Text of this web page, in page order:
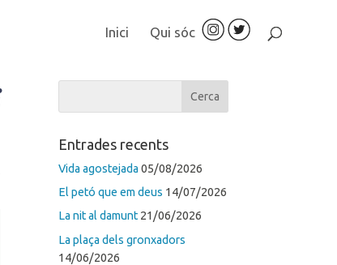
Inici Qui sóc
Entrades recents
Vida agostejada 05/08/2026
El petó que em deus 14/07/2026
La nit al damunt 21/06/2026
La plaça dels gronxadors
14/06/2026